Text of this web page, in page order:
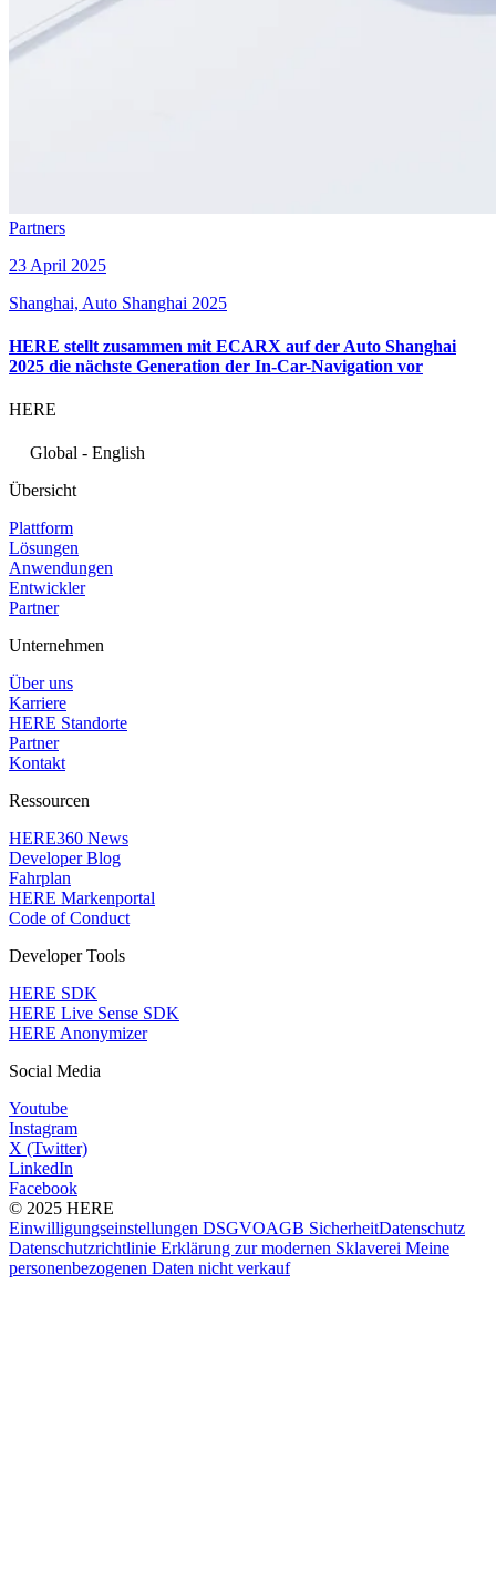
Partners
23 April 2025
Shanghai, Auto Shanghai 2025
HERE stellt zusammen mit ECARX auf der Auto Shanghai
2025 die nächste Generation der In-Car-Navigation vor
HERE
Global - English
Übersicht
Plattform
Lösungen
Anwendungen
Entwickler
Partner
Unternehmen
Über uns
Karriere
HERE Standorte
Partner
Kontakt
Ressourcen
HERE360 News
Developer Blog
Fahrplan
HERE Markenportal
Code of Conduct
Developer Tools
HERE SDK
HERE Live Sense SDK
HERE Anonymizer
Social Media
Youtube
Instagram
X (Twitter)
LinkedIn
Facebook
© 2025 HERE
Einwilligungseinstellungen DSGVOAGB SicherheitDatenschutz
Datenschutzrichtlinie Erklärung zur modernen Sklaverei Meine
personenbezogenen Daten nicht verkauf